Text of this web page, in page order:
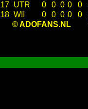
17 UTR 0 0 0 0
0
18 WII 0 0 0 0
0
© ADOFANS.NL